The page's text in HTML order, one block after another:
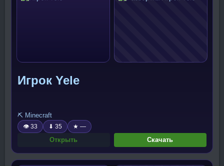
Игрок Yele
⛏️ Minecraft
👁 33 ⬇ 35 ★ —
Открыть Скачать